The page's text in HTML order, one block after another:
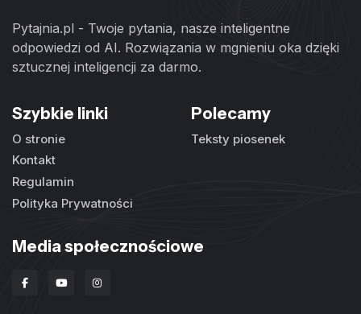
Pytajnia.pl - Twoje pytania, nasze inteligentne
odpowiedzi od AI. Rozwiązania w mgnieniu oka dzięki
sztucznej inteligencji za darmo.
Szybkie linki
O stronie
Kontakt
Regulamin
Polityka Prywatności
Polecamy
Teksty piosenek
Media społecznościowe